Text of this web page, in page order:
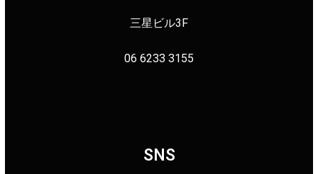
三星ビル3F
06 6233 3155
SNS